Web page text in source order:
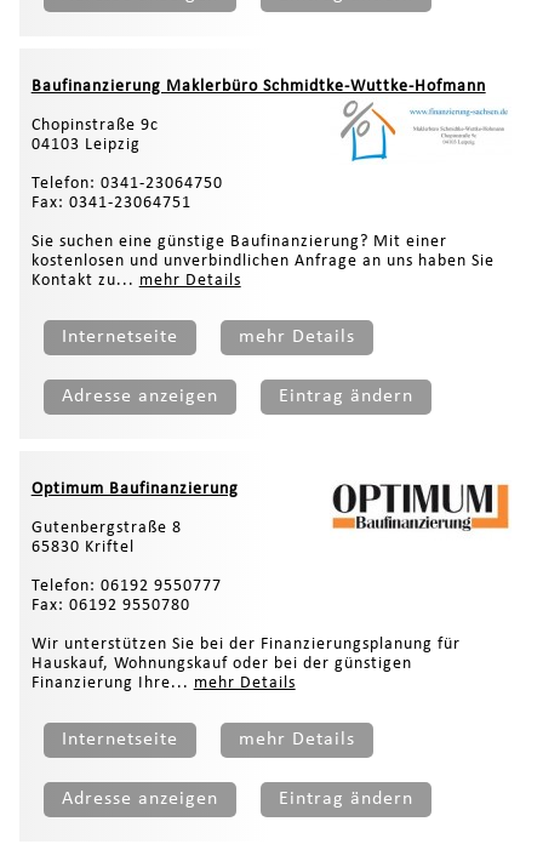
Baufinanzierung Maklerbüro Schmidtke-Wuttke-Hofmann
Chopinstraße 9c
04103 Leipzig
Telefon: 0341-23064750
Fax: 0341-23064751
Sie suchen eine günstige Baufinanzierung? Mit einer
kostenlosen und unverbindlichen Anfrage an uns haben Sie
Kontakt zu... mehr Details
Internetseite mehr Details
Adresse anzeigen Eintrag ändern
Optimum Baufinanzierung
Gutenbergstraße 8
65830 Kriftel
Telefon: 06192 9550777
Fax: 06192 9550780
Wir unterstützen Sie bei der Finanzierungsplanung für
Hauskauf, Wohnungskauf oder bei der günstigen
Finanzierung Ihre... mehr Details
Internetseite mehr Details
Adresse anzeigen Eintrag ändern